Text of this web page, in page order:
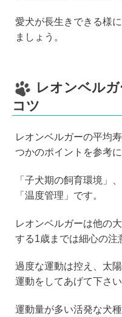
愛犬が長生きできる様
ましょう。
レオンベル
コツ
レオンベルガーの平均
つかのポイントを参考
「子犬期の飼育環境」
「温度管理」です。
レオンベルガーは他の
する1歳までは細心の注
過度な運動は控え、太
運動をしてあげて下さい
運動量が多い活発な犬